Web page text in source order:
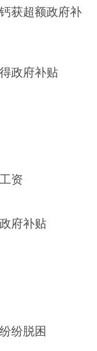
获超额政府补
政府补贴
资
府补贴
纷脱困